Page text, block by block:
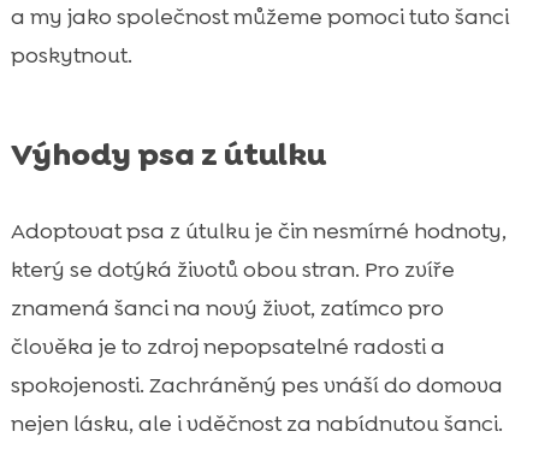
a my jako společnost můžeme pomoci tuto šanci
poskytnout.
Výhody psa z útulku
Adoptovat psa z útulku je čin nesmírné hodnoty,
který se dotýká životů obou stran. Pro zvíře
znamená šanci na nový život, zatímco pro
člověka je to zdroj nepopsatelné radosti a
spokojenosti. Zachráněný pes vnáší do domova
nejen lásku, ale i vděčnost za nabídnutou šanci.